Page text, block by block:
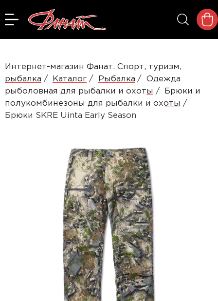
Интернет-магазин Фанат. Спорт, туризм,
рыбалка
Каталог Рыбалка
Одежда
рыболовная для рыбалки и охоты
Брюки и
полукомбинезоны для рыбалки и охоты
Брюки SKRE Uinta Early Season